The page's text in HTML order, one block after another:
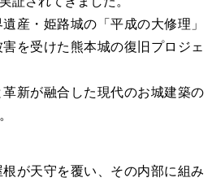
産・姫路城の「平成の大修理」
を受けた熊本城の復旧プロジェ
新が融合した現代のお城建築の
が天守を覆い、その内部に組み